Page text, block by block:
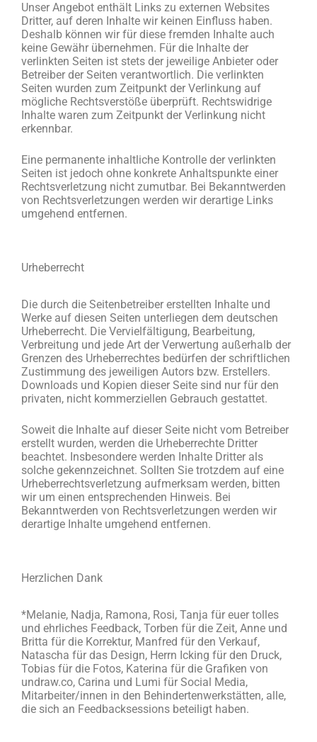
Unser Angebot enthält Links zu externen Websites
Dritter, auf deren Inhalte wir keinen Einfluss haben.
Deshalb können wir für diese fremden Inhalte auch
keine Gewähr übernehmen. Für die Inhalte der
verlinkten Seiten ist stets der jeweilige Anbieter oder
Betreiber der Seiten verantwortlich. Die verlinkten
Seiten wurden zum Zeitpunkt der Verlinkung auf
mögliche Rechtsverstöße überprüft. Rechtswidrige
Inhalte waren zum Zeitpunkt der Verlinkung nicht
erkennbar.
Eine permanente inhaltliche Kontrolle der verlinkten
Seiten ist jedoch ohne konkrete Anhaltspunkte einer
Rechtsverletzung nicht zumutbar. Bei Bekanntwerden
von Rechtsverletzungen werden wir derartige Links
umgehend entfernen.
Urheberrecht
Die durch die Seitenbetreiber erstellten Inhalte und
Werke auf diesen Seiten unterliegen dem deutschen
Urheberrecht. Die Vervielfältigung, Bearbeitung,
Verbreitung und jede Art der Verwertung außerhalb der
Grenzen des Urheberrechtes bedürfen der schriftlichen
Zustimmung des jeweiligen Autors bzw. Erstellers.
Downloads und Kopien dieser Seite sind nur für den
privaten, nicht kommerziellen Gebrauch gestattet.
Soweit die Inhalte auf dieser Seite nicht vom Betreiber
erstellt wurden, werden die Urheberrechte Dritter
beachtet. Insbesondere werden Inhalte Dritter als
solche gekennzeichnet. Sollten Sie trotzdem auf eine
Urheberrechtsverletzung aufmerksam werden, bitten
wir um einen entsprechenden Hinweis. Bei
Bekanntwerden von Rechtsverletzungen werden wir
derartige Inhalte umgehend entfernen.
Herzlichen Dank
*Melanie, Nadja, Ramona, Rosi, Tanja für euer tolles
und ehrliches Feedback, Torben für die Zeit, Anne und
Britta für die Korrektur, Manfred für den Verkauf,
Natascha für das Design, Herrn Icking für den Druck,
Tobias für die Fotos, Katerina für die Grafiken von
undraw.co, Carina und Lumi für Social Media,
Mitarbeiter/innen in den Behindertenwerkstätten, alle,
die sich an Feedbacksessions beteiligt haben.